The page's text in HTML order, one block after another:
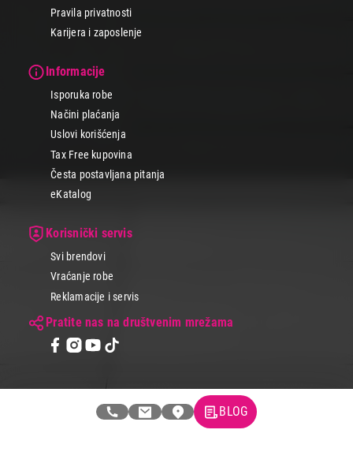
Pravila privatnosti
Karijera i zaposlenje
Informacije
Isporuka robe
Načini plaćanja
Uslovi korišćenja
Tax Free kupovina
Česta postavljana pitanja
eKatalog
Korisnički servis
Svi brendovi
Vraćanje robe
Reklamacije i servis
Pratite nas na društvenim mrežama
© 2026 Tehnomedia centar d.o.o.
BLOG